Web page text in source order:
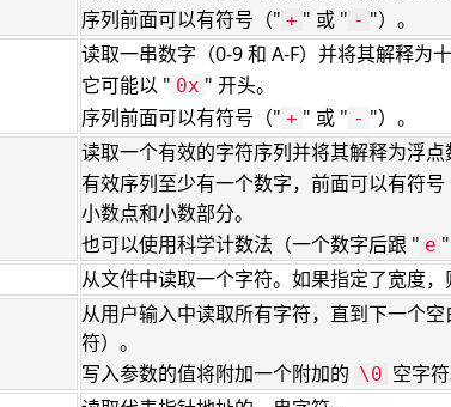
序列前面可以有符号（" + " 或 " - "）。
读取一串数字（0-9 和 A-F）并将其解释为
它可能以 " 0x " 开头。
序列前面可以有符号（" + " 或 " - "）。
读取一个有效的字符序列并将其解释为浮点
有效序列至少有一个数字，前面可以有符
小数点和小数部分。
也可以使用科学计数法（一个数字后跟 " e
从文件中读取一个字符。如果指定了宽度
从用户输入中读取所有字符，直到下一个
符）。
写入参数的值将附加一个附加的 \0 空字